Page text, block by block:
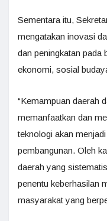
Sementara itu,
mengatakan inovasi
dan peningkatan pada
ekonomi, sosial
“Kemampuan daerah
memanfaatkan dan
teknologi akan
pembangunan. Oleh
daerah yang
penentu keberhasilan
masyarakat yang